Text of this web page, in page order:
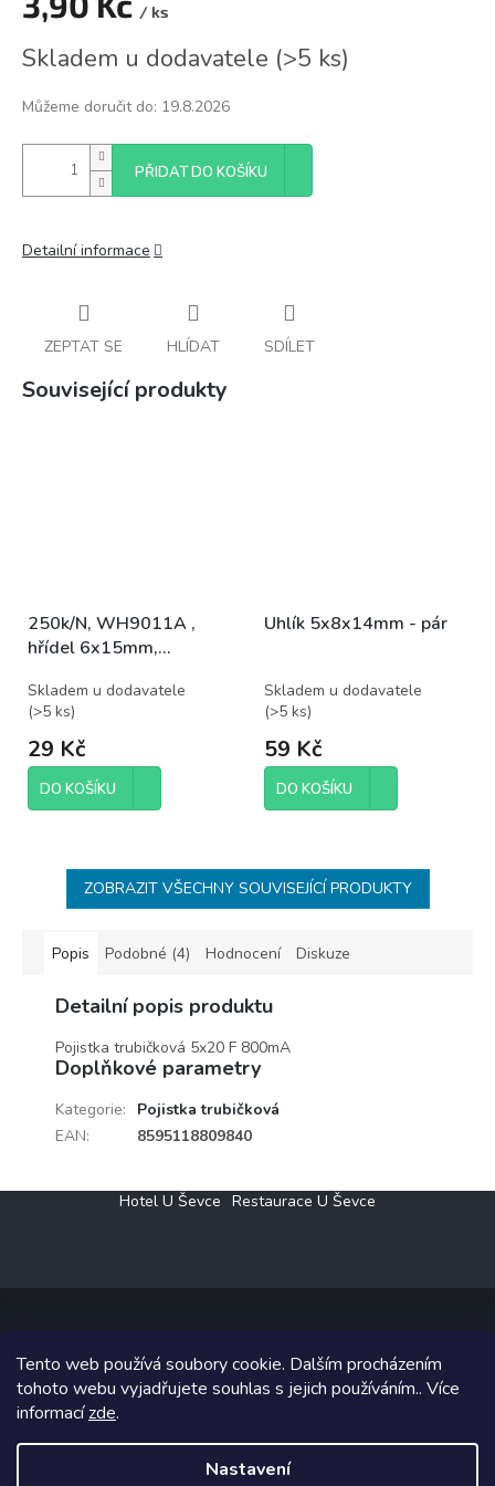
Tento web používá soubory cookie. Dalším procházením
tohoto webu vyjadřujete souhlas s jejich používáním.. Více
informacízde.
Nastavení
/ ks
cena:
Skladem u dodavatele (>5 ks)
Můžeme doručit do: 19.8.2026
PŘIDAT DO KOŠÍKU
Detailní informace
ZEPTAT SE HLÍDAT SDÍLET
Související produkty
250k/N, WH9011A ,
hřídel 6x15mm,
Skladem u dodavatele
(>5 ks)
29 Kč
DO KOŠÍKU
Uhlík 5x8x14mm - pár
Skladem u dodavatele
(>5 ks)
59 Kč
DO KOŠÍKU
ZOBRAZIT VŠECHNY SOUVISEJÍCÍ PRODUKTY
Popis Podobné (4) Hodnocení Diskuze
Detailní popis produktu
Pojistka trubičková 5x20 F 800mA
Doplňkové parametry
Kategorie:
Pojistka trubičková
EAN: 8595118809840
Hotel U Ševce Restaurace U Ševce
Copyright 2026Elektro Klesný s.r.o.. Všechna práva vyhrazena.
Grafický návrh vytvořil a na Shoptet implementoval
Shoptetak.cz.